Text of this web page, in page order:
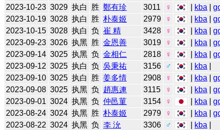
2023-10-23 3029 执白 胜 鄭有珍 3011 ♀ kba |
2023-10-19 3028 执白 胜 朴泰姬 2979 ♀ kba |
2023-10-15 3028 执白 负 崔 精 3428 ♀ kba |
2023-09-23 3026 执黑 胜 金恩善 3019 ♀ kba |
2023-09-14 3025 执黑 负 金相仁 2818 ♀ kba |
2023-09-12 3025 执白 负 吳秉祐 3156 ♂ kba
2023-09-10 3025 执白 胜 姜多情 2908 ♀ kba |
2023-09-08 3025 执黑 负 趙惠連 3115 ♀ kba |
2023-09-01 3024 执黑 负 仲邑菫 3154 ♀ kba |
2023-08-24 3024 执黑 胜 朴泰姬 2979 ♀ kba |
2023-08-22 3024 执黑 负 李 沇 3306 ♂ kba